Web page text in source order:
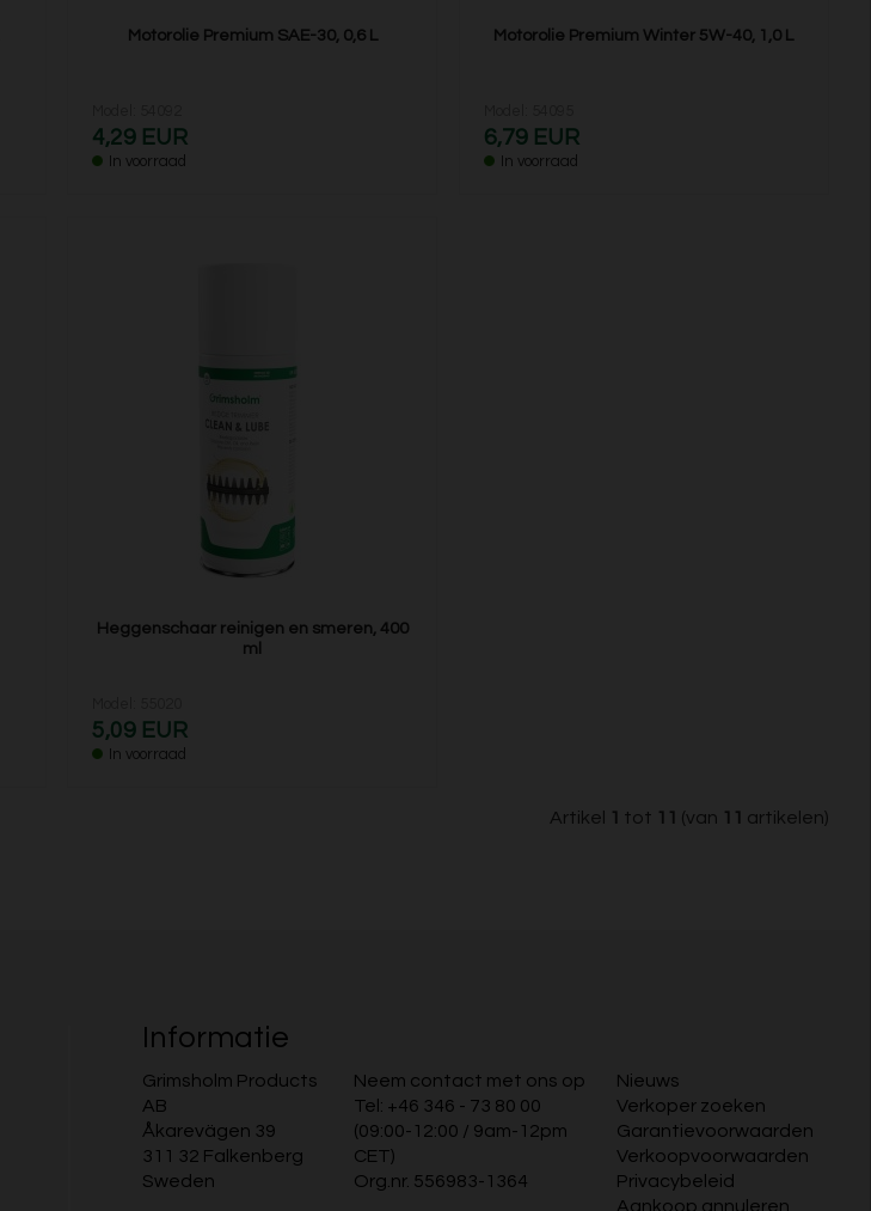
Motorolie Premium SAE-30, 0,6 L
4,29 EUR
In voorraad
Motorolie Premium Winter 5W-40, 1,0 L
6,79 EUR
In voorraad
Heggenschaar reinigen en smeren, 400
ml
5,09 EUR
In voorraad
Artikel 1 tot 11 (van 11 artikelen)
Informatie
Grimsholm Products
AB
Åkarevägen 39
311 32 Falkenberg
Sweden
Neem contact met ons op
Tel: +46 346 - 73 80 00
(09:00-12:00 / 9am-12pm
CET)
Org.nr. 556983-1364
Nieuws
Verkoper zoeken
Garantievoorwaarden
Verkoopvoorwaarden
Privacybeleid
Aankoop annuleren